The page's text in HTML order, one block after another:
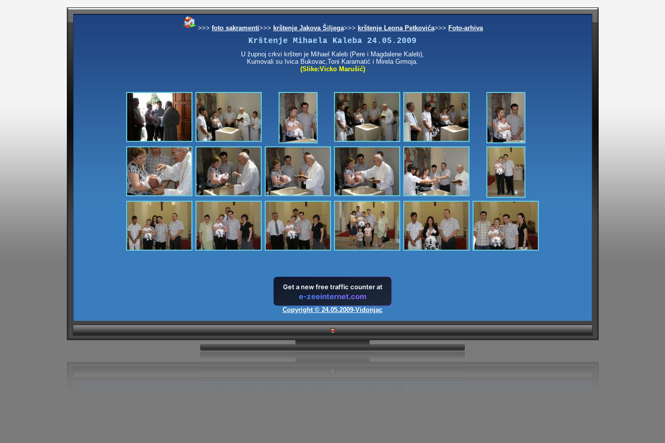
>>> foto sakramenti>>> krštenje Jakova Šiljega>>> krštenje Leona Petkovića>>> Foto-arhiva
Krštenje Mihaela Kaleba 24.05.2009
U župnoj crkvi kršten je Mihael Kaleb (Pere i Magdalene Kaleb),
Kumovali su Ivica Bukovac,Toni Karamatić i Mirela Grmoja.
(Slike:Vicko Marušić)
Copyright © 24.05.2009-Vidonjac